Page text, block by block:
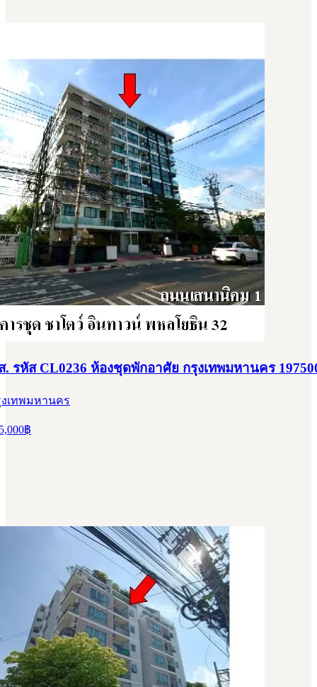
. รหัส CL0236 ห้องชุดพักอาศัย กรุงเทพมหานคร
เทพมหานคร
฿